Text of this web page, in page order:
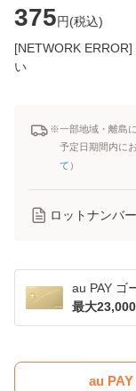
375円(税込)
[NETWORK
い
※一部地域・離島
予定日期間内に
て ）
ロットナンバー
au PAY ゴ
最大
au